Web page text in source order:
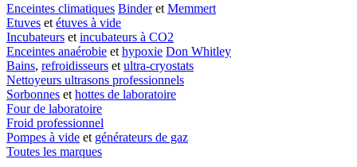
Enceintes climatiques Binderet Memmert
Etuves et étuves à vide
Incubateurs et incubateurs à CO2
Enceintes anaérobie et hypoxie Don Whitley
Bains, refroidisseurs et ultra-cryostats
Nettoyeurs ultrasons professionnels
Sorbonnes et hottes de laboratoire
Four de laboratoire
Froid professionnel
Pompes à vide et générateurs de gaz
Toutes les marques